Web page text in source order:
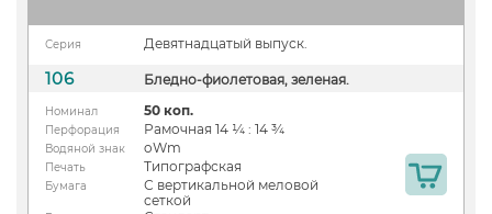
Серия Девятнадцатый выпуск.
106 Бледно-фиолетовая, зеленая.
Номинал 50 коп.
Перфорация Рамочная 14 ¼ : 14 ¾
Водяной знак oWm
Печать Типографская
Бумага
С вертикальной меловой
сеткой